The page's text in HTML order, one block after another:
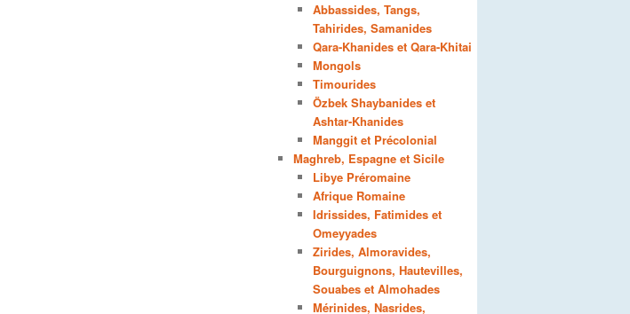
Abbassides, Tangs,
Tahirides, Samanides
Qara-Khanides et Qara-Khitai
Mongols
Timourides
Özbek Shaybanides et
Ashtar-Khanides
Manggit et Précolonial
Maghreb, Espagne et Sicile
Libye Préromaine
Afrique Romaine
Idrissides, Fatimides et
Omeyyades
Zirides, Almoravides,
Bourguignons, Hautevilles,
Souabes et Almohades
Mérinides, Nasrides,